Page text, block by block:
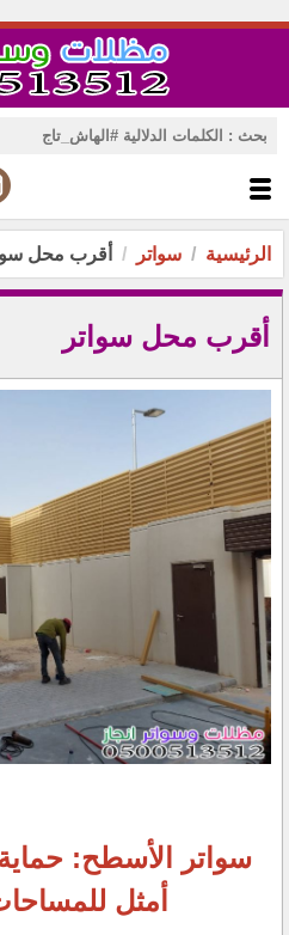
الرئيسية سواتر أقرب محل
أقرب محل سواتر
سواتر الأسطح:
أمثل